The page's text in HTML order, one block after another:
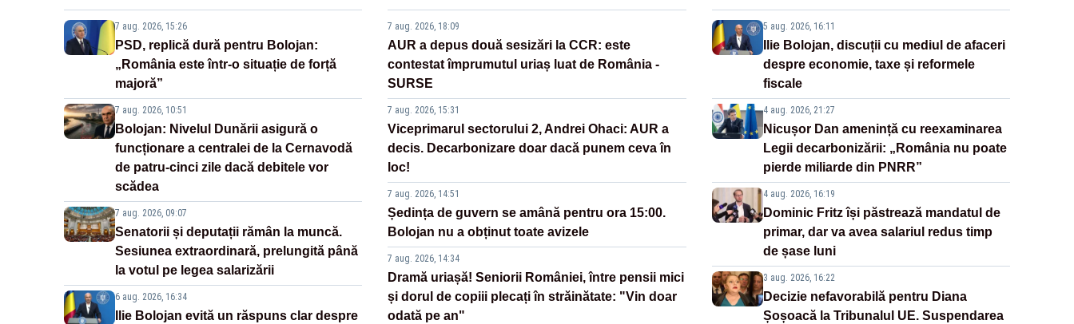
7 aug. 2026, 15:26
PSD, replică dură pentru Bolojan:
„România este într-o situație de forță
majoră”
7 aug. 2026, 10:51
Bolojan: Nivelul Dunării asigură o
funcționare a centralei de la Cernavodă
de patru-cinci zile dacă debitele vor
scădea
7 aug. 2026, 09:07
Senatorii și deputații rămân la muncă.
Sesiunea extraordinară, prelungită până
la votul pe legea salarizării
6 aug. 2026, 16:34
Ilie Bolojan evită un răspuns clar despre
7 aug. 2026, 18:09
AUR a depus două sesizări la CCR: este
contestat împrumutul uriaș luat de România -
SURSE
7 aug. 2026, 15:31
Viceprimarul sectorului 2, Andrei Ohaci: AUR a
decis. Decarbonizare doar dacă punem ceva în
loc!
7 aug. 2026, 14:51
Ședința de guvern se amână pentru ora 15:00.
Bolojan nu a obținut toate avizele
7 aug. 2026, 14:34
Dramă uriașă! Seniorii României, între pensii mici
și dorul de copiii plecați în străinătate: "Vin doar
odată pe an"
5 aug. 2026, 16:11
Ilie Bolojan, discuții cu mediul de afaceri
despre economie, taxe și reformele
fiscale
4 aug. 2026, 21:27
Nicușor Dan amenință cu reexaminarea
Legii decarbonizării: „România nu poate
pierde miliarde din PNRR”
4 aug. 2026, 16:19
Dominic Fritz își păstrează mandatul de
primar, dar va avea salariul redus timp
de șase luni
3 aug. 2026, 16:22
Decizie nefavorabilă pentru Diana
Șoșoacă la Tribunalul UE. Suspendarea